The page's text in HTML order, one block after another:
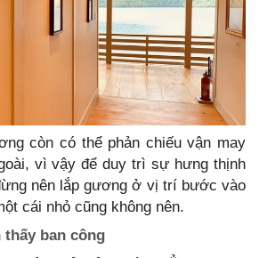
còn có thể phản chiếu vận may
vì vậy để duy trì sự hưng thịnh
nên lắp gương ở vị trí bước vào
cái nhỏ cũng không nên.
ban công